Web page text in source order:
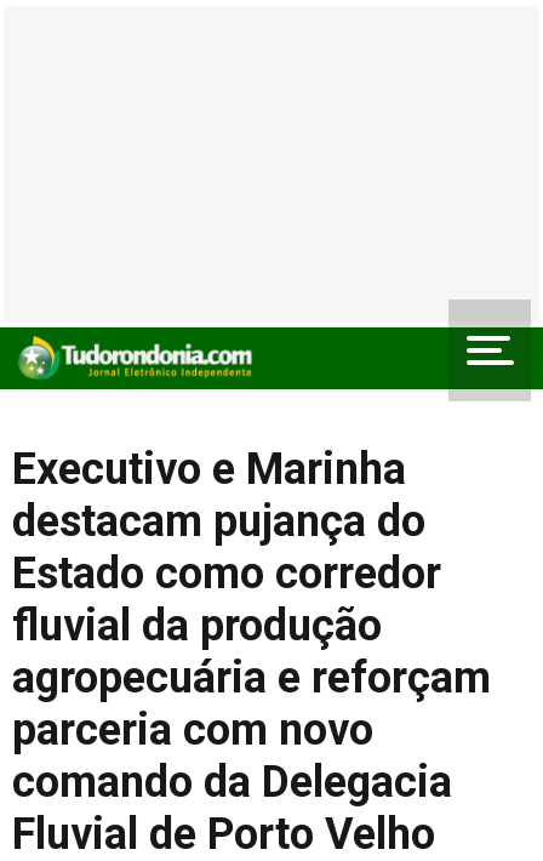
Executivo e Marinha
destacam pujança do
Estado como corredor
fluvial da produção
agropecuária e reforçam
parceria com novo
comando da Delegacia
Fluvial de Porto Velho